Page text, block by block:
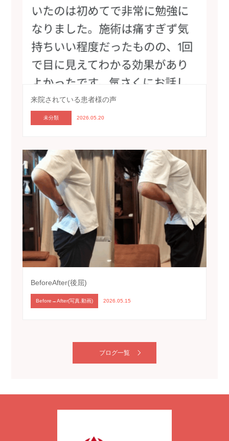
ブログ一覧
来院されている患者様の声
未分類 2026.05.20
BeforeAfter(後屈)
Before→After(写真.動画) 2026.05.15